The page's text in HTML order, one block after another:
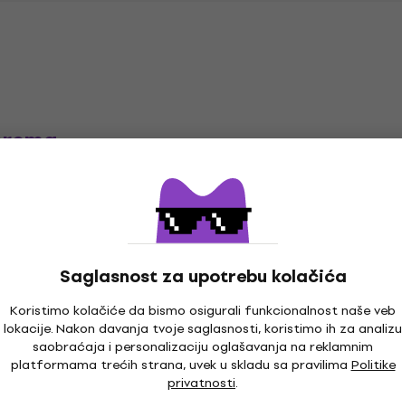
Saglasnost za upotrebu kolačića
Koristimo kolačiće da bismo osigurali funkcionalnost naše veb
lokacije. Nakon davanja tvoje saglasnosti, koristimo ih za analizu
saobraćaja i personalizaciju oglašavanja na reklamnim
platformama trećih strana, uvek u skladu sa pravilimaPolitike
privatnosti.